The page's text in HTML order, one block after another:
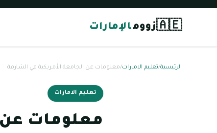
🇦🇪زوومالإمارات
الرئيسية/تعليم الامارات/معلومات عن الجامعة الأمريكية في الشارقة
تعليم الامارات
معلومات عن